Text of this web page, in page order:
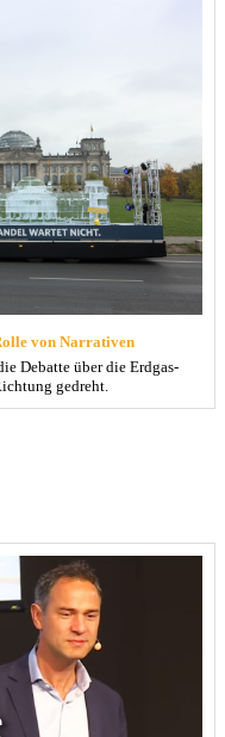
von Narrativen
Debatte über die Erdgas-
gedreht.